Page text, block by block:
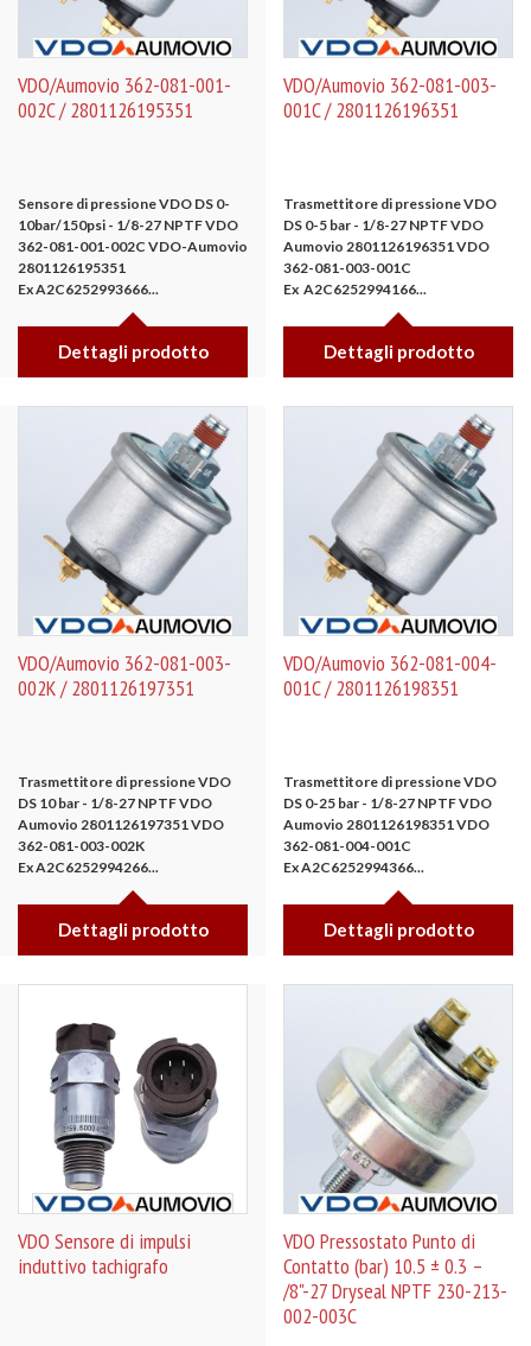
VDO/Aumovio 362-081-001-
002C / 2801126195351
Sensore di pressione VDO DS 0-
10bar/150psi - 1/8-27 NPTFVDO
362-081-001-002C VDO-Aumovio
2801126195351
Ex A2C6252993666...
Dettagli prodotto
VDO/Aumovio 362-081-003-
001C / 2801126196351
Trasmettitore di pressione VDO
DS 0-5 bar - 1/8-27 NPTFVDO
Aumovio 2801126196351 VDO
362-081-003-001C
Ex A2C6252994166...
Dettagli prodotto
VDO/Aumovio 362-081-003-
002K / 2801126197351
Trasmettitore di pressione VDO
DS 10 bar - 1/8-27 NPTFVDO
Aumovio 2801126197351 VDO
362-081-003-002K
Ex A2C6252994266...
Dettagli prodotto
VDO/Aumovio 362-081-004-
001C / 2801126198351
Trasmettitore di pressione VDO
DS 0-25 bar - 1/8-27 NPTFVDO
Aumovio 2801126198351 VDO
362-081-004-001C
Ex A2C6252994366...
Dettagli prodotto
VDO Sensore di impulsi
induttivo tachigrafo
VDO Pressostato Punto di
Contatto (bar) 10.5 ± 0.3 –
/8"-27 Dryseal NPTF 230-213-
002-003C